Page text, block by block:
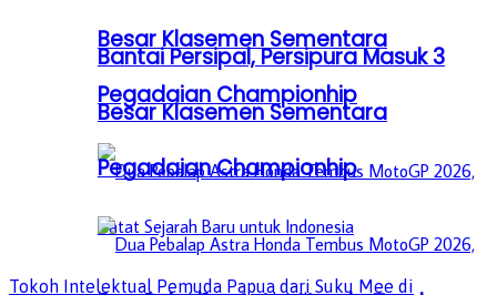
Besar Klasemen Sementara
Pegadaian Championhip
Bantai Persipal, Persipura Masuk 3
Besar Klasemen Sementara
Pegadaian Championhip
Tokoh Intelektual Pemuda Papua dari Suku Mee di